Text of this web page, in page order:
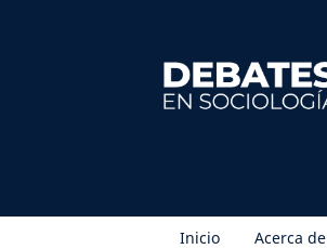
Inicio Acerca de